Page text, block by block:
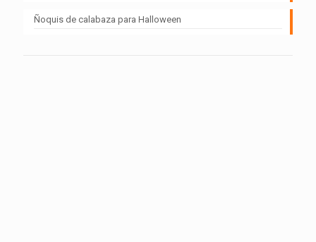
Ñoquis de calabaza para Halloween